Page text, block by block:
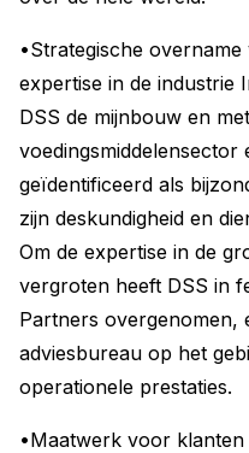
•Strategische
expertise in de industrie
DSS de mijnbouw en
voedingsmiddelensector
geïdentificeerd als
zijn deskundigheid en
Om de expertise in de
vergroten heeft DSS in
Partners overgenomen,
adviesbureau op het
operationele prestaties.
•Maatwerk voor